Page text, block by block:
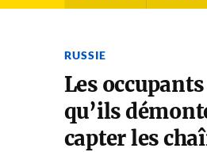
RUSSIE
Les
qu’ils
capter les